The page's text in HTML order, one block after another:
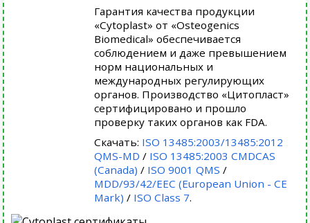
Гарантия качества продукции
«Cytoplast» от «Osteogenics
Biomedical» обеспечивается
соблюдением и даже превышением
норм национальных и
международных регулирующих
органов. Производство «Цитопласт»
сертифицировано и прошло
проверку таких органов как FDA.
Скачать: ISO 13485:2003/13485:2012
QMS-MD / ISO 13485:2003 CMDCAS
(Canada) / ISO 9001 QMS /
MDD/93/42/EEC (European Union - CE
Mark) / ISO Class 7.